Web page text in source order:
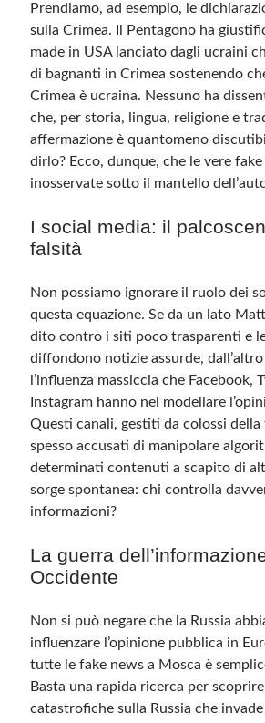
Prendiamo, ad esempio, le
sulla Crimea. Il Pentagono ha
made in USA lanciato dagli ucraini
di bagnanti in Crimea sostenendo
Crimea è ucraina. Nessuno ha
che, per storia, lingua, religione e
affermazione è quantomeno
dirlo? Ecco, dunque, che le vere
inosservate sotto il mantello
I social media: il
falsità
Non possiamo ignorare il ruolo dei
questa equazione. Se da un lato
dito contro i siti poco trasparenti e
diffondono notizie assurde,
l’influenza massiccia che Facebook,
Instagram hanno nel modellare
Questi canali, gestiti da colossi
spesso accusati di manipolare
determinati contenuti a scapito di
sorge spontanea: chi controlla
informazioni?
La guerra
Occidente
Non si può negare che la Russia
influenzare l’opinione pubblica in
tutte le fake news a Mosca è
Basta una rapida ricerca per
catastrofiche sulla Russia che